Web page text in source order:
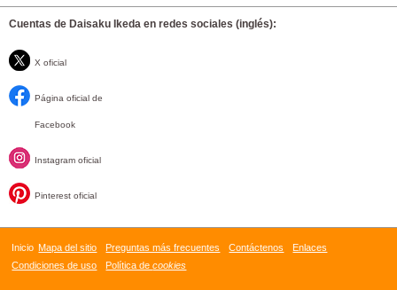
Cuentas de Daisaku Ikeda en redes sociales (inglés):
X oficial
Página oficial de
Facebook
Instagram oficial
Pinterest oficial
Inicio Mapa del sitio Preguntas más frecuentes Contáctenos
Enlaces
Condiciones de uso
Política decookies